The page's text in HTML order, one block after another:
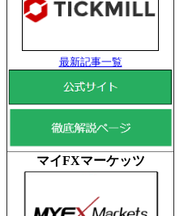
最新記事一覧
マイFXマーケッツ